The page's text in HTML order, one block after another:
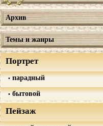
Архив
Темы и жанры
Портрет
парадный
бытовой
Пейзаж